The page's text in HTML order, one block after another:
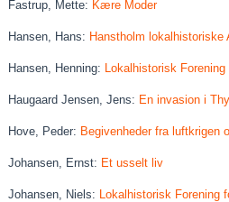
Fastrup, Mette: Kære Moder
Hansen, Hans: Hanstholm lokalhistoriske
Hansen, Henning: Lokalhistorisk
Haugaard Jensen, Jens: En invasion i Thy
Hove, Peder: Begivenheder fra luftkrigen
Johansen, Ernst: Et usselt liv
Johansen, Niels: Lokalhistorisk Forening